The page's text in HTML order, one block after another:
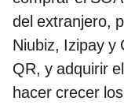
del extranjero,
Niubiz, Izipay y
QR, y adquirir
hacer crecer